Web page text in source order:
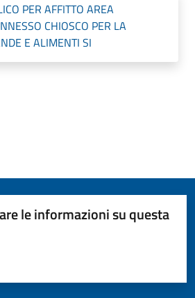
PER AFFITTO AREA
CHIOSCO PER LA
E ALIMENTI SI
le informazioni su questa
5 stelle su 5
su 5
su 5
5